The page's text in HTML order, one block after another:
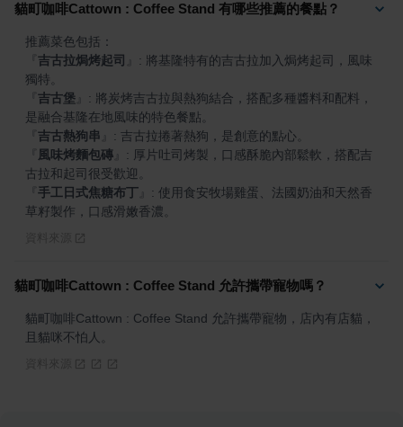
貓町咖啡Cattown : Coffee Stand 有哪些推薦的餐點？
吉古拉焗烤起司
: 將基隆特有的吉古拉加入焗烤起司，風味
吉古堡
: 將炭烤吉古拉與熱狗結合，搭配多種醬料和配料，
吉古熱狗串
風味烤麵包磚
: 厚片吐司烤製，口感酥脆內部鬆軟，搭配吉
手工日式焦糖布丁
: 使用食安牧場雞蛋、法國奶油和天然香
草籽製作，口感滑嫩香濃。
貓町咖啡Cattown : Coffee Stand 允許攜帶寵物嗎？
貓町咖啡Cattown : Coffee Stand 允許攜帶寵物，店內有店貓，
且貓咪不怕人。